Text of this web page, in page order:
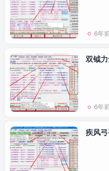
6年
双钺
6年
疾风